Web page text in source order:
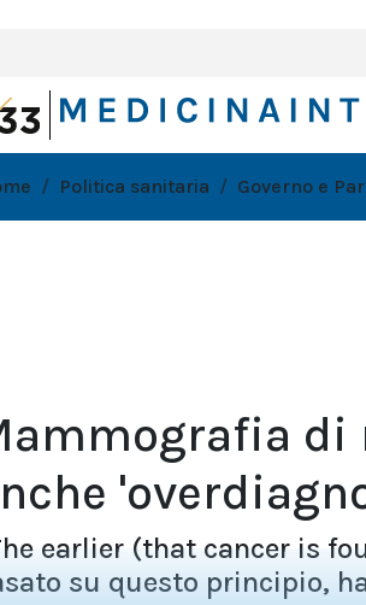
Politica sanitaria Governo e
di
earlier (that cancer is
su questo principio,